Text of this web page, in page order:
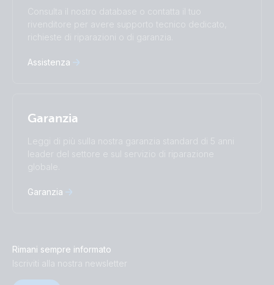
Türkçe
Ελληνικά
Русский
Українська
中國人
Consulta il nostro database o contatta il tuo
rivenditore per avere supporto tecnico dedicato,
richieste di riparazioni o di garanzia.
Assistenza
Garanzia
Leggi di più sulla nostra garanzia standard di 5 anni
leader del settore e sul servizio di riparazione
globale.
Garanzia
Rimani sempre informato
Iscriviti alla nostra newsletter